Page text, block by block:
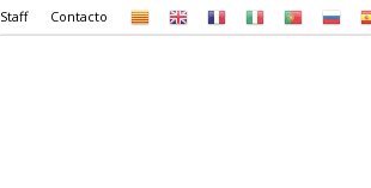
Staff Contacto